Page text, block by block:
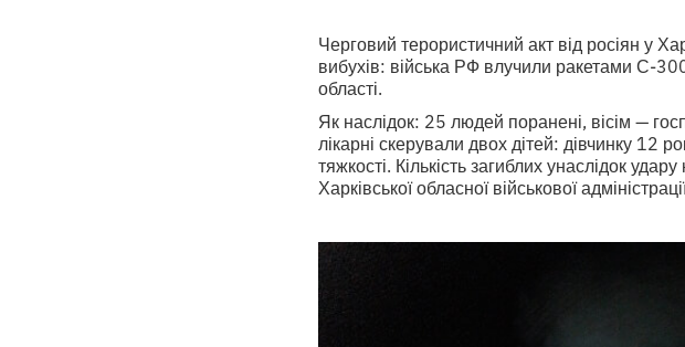
Черговий терористичний акт від росіян у
вибухів: війська РФ влучили ракетами С-
області.
Як наслідок: 25 людей поранені, вісім —
лікарні скерували двох дітей: дівчинку 12
тяжкості. Кількість загиблих унаслідок
Харківської обласної військової